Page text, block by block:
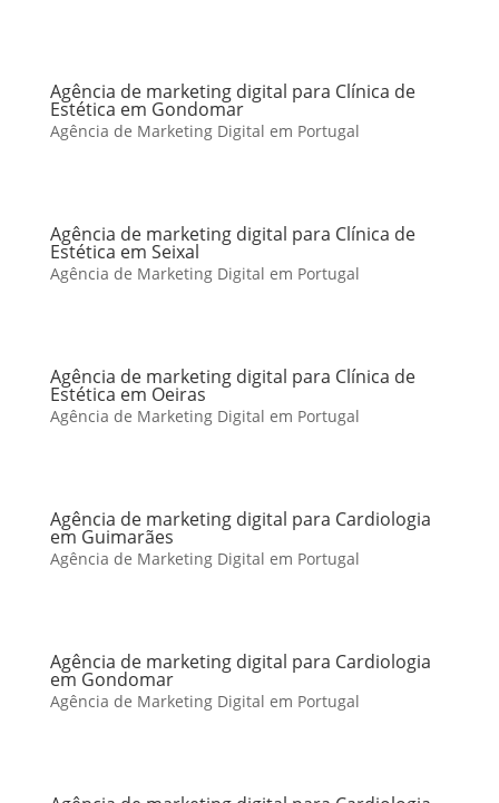
Agência de marketing digital para Clínica de
Estética em Gondomar
Agência de Marketing Digital em Portugal
Agência de marketing digital para Clínica de
Estética em Seixal
Agência de Marketing Digital em Portugal
Agência de marketing digital para Clínica de
Estética em Oeiras
Agência de Marketing Digital em Portugal
Agência de marketing digital para Cardiologia
em Guimarães
Agência de Marketing Digital em Portugal
Agência de marketing digital para Cardiologia
em Gondomar
Agência de Marketing Digital em Portugal